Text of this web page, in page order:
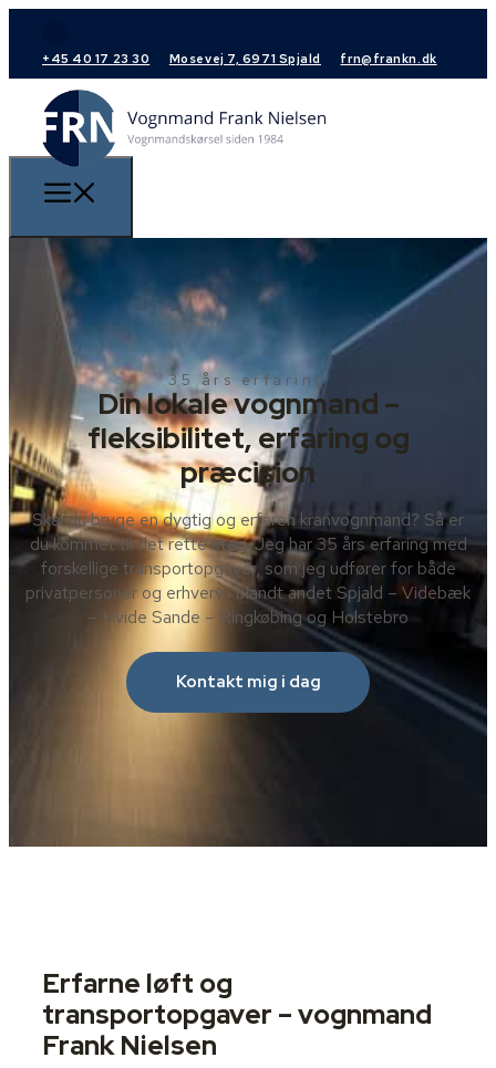
+45 40 17 23 30 Mosevej 7, 6971 Spjald frn@frankn.dk
35 års erfaring
Din lokale vognmand –
fleksibilitet, erfaring og
præcision
Skal du bruge en dygtig og erfaren kranvognmand? Så er
du kommet til det rette sted. Jeg har 35 års erfaring med
forskellige transportopgaver, som jeg udfører for både
privatpersoner og erhverv i blandt andet Spjald – Videbæk
– Hvide Sande – Ringkøbing og Holstebro
Kontakt mig i dag
Erfarne løft og
transportopgaver – vognmand
Frank Nielsen